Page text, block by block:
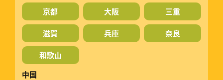
京都
大阪 三重
滋賀 兵庫 奈良
和歌山
中国